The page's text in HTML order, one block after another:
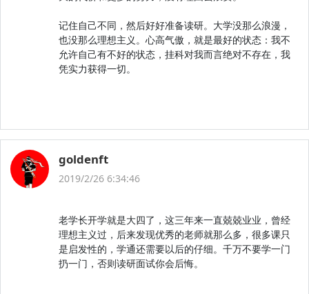
记住自己不同，然后好好准备读研。大学没那么浪漫，
也没那么理想主义。心高气傲，就是最好的状态：我不
允许自己有不好的状态，挂科对我而言绝对不存在，我
凭实力获得一切。
goldenft
2019/2/26 6:34:46
老学长开学就是大四了，这三年来一直兢兢业业，曾经
理想主义过，后来发现优秀的老师就那么多，很多课只
是启发性的，学通还需要以后的仔细。千万不要学一门
扔一门，否则读研面试你会后悔。